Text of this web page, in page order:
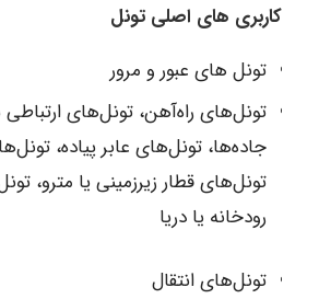
کاربری‏ های اصلی تونل
تونل های عبور و مرور
تونل‌های راه‌آهن، تونل‌های
جاده‌ها، تونل‌های عابر پیاده،
تونل‌های قطار زیرزمینی یا مترو،
رودخانه یا دریا
تونل‌های انتقال